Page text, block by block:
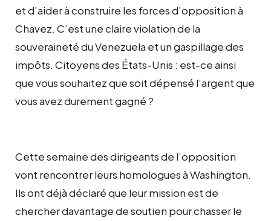
et d’aider à construire les forces d’opposition à
Chavez. C’est une claire violation de la
souveraineté du Venezuela et un gaspillage des
impôts. Citoyens des États-Unis : est-ce ainsi
que vous souhaitez que soit dépensé l’argent que
vous avez durement gagné ?
Cette semaine des dirigeants de l’opposition
vont rencontrer leurs homologues à Washington.
Ils ont déjà déclaré que leur mission est de
chercher davantage de soutien pour chasser le